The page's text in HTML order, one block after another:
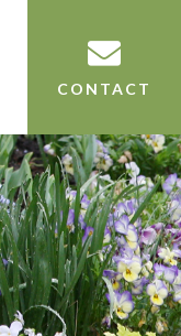
CONTACT